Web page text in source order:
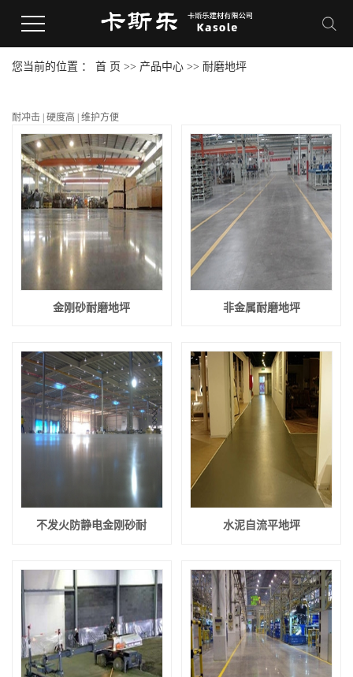
您当前的位置 ： 首 页 >> 产品中心 >> 耐磨地坪
耐冲击 | 硬度高 | 维护方便
金刚砂耐磨地坪 非金属耐磨地坪
不发火防静电金刚砂耐 水泥自流平地坪